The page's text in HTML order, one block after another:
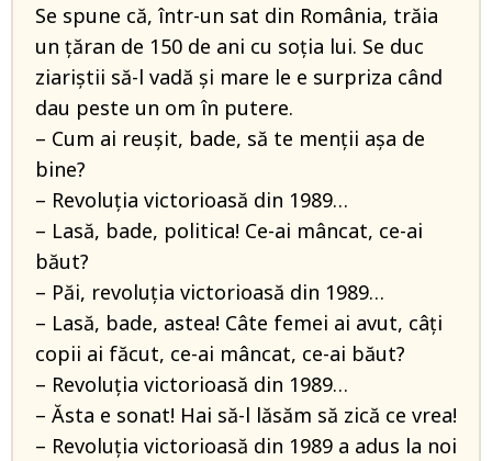
Se spune că, într-un sat din România, trăia
un țăran de 150 de ani cu soția lui. Se duc
ziariștii să-l vadă și mare le e surpriza când
dau peste un om în putere.
– Cum ai reușit, bade, să te menții așa de
bine?
– Revoluția victorioasă din 1989…
– Lasă, bade, politica! Ce-ai mâncat, ce-ai
băut?
– Păi, revoluția victorioasă din 1989…
– Lasă, bade, astea! Câte femei ai avut, câți
copii ai făcut, ce-ai mâncat, ce-ai băut?
– Revoluția victorioasă din 1989…
– Ăsta e sonat! Hai să-l lăsăm să zică ce vrea!
– Revoluția victorioasă din 1989 a adus la noi